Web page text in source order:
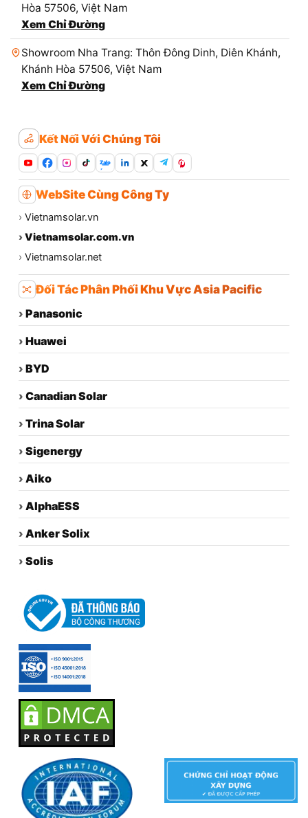
Hòa 57506, Việt Nam
Xem Chỉ Đường
Showroom Nha Trang: Thôn Đông Dinh, Diên Khánh,
Khánh Hòa 57506, Việt Nam
Xem Chỉ Đường
Kết Nối Với Chúng Tôi
Zalo
WebSite Cùng Công Ty
› Vietnamsolar.vn
› Vietnamsolar.com.vn
› Vietnamsolar.net
Đối Tác Phân Phối Khu Vực Asia Pacific
› Panasonic
› Huawei
› BYD
› Canadian Solar
› Trina Solar
› Sigenergy
› Aiko
› AlphaESS
› Anker Solix
› Solis